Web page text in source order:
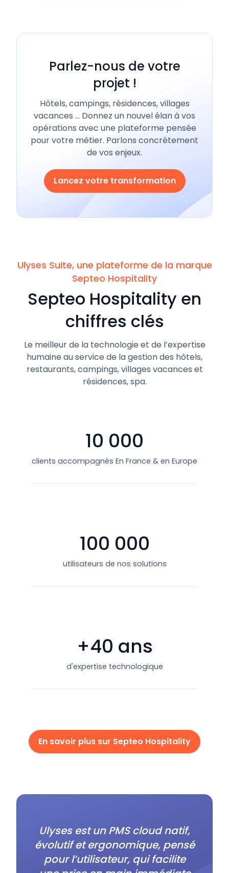
Parlez-nous de votre
projet !
Hôtels, campings, résidences, villages
vacances … Donnez un nouvel élan à vos
opérations avec une plateforme pensée
pour votre métier. Parlons concrètement
de vos enjeux.
Lancez votre transformation
Ulyses Suite, une plateforme de la marque
Septeo Hospitality
Septeo Hospitality en
chiffres clés
Le meilleur de la technologie et de l’expertise
humaine au service de la gestion des hôtels,
restaurants, campings, villages vacances et
résidences, spa.
10 000
clients accompagnés En France & en Europe
100 000
utilisateurs de nos solutions
+40 ans
d'expertise technologique
En savoir plus sur Septeo Hospitality
Ulyses est un PMS cloud natif,
évolutif et ergonomique, pensé
pour l’utilisateur, qui facilite